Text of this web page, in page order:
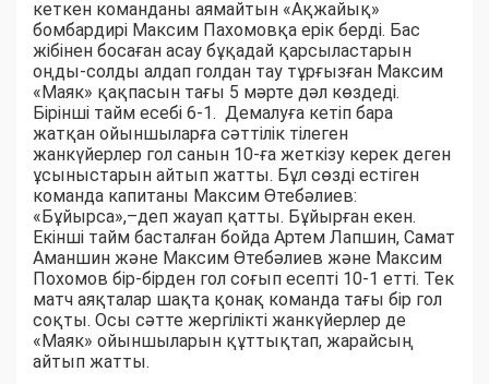
кеткен команданы аямайтын «Ақжайық»
бомбардирі Максим Пахомовқа ерік берді. Бас
жібінен босаған асау бұқадай қарсыластарын
оңды-солды алдап голдан тау тұрғызған Максим
«Маяк» қақпасын тағы 5 мәрте дәл көздеді.
Бірінші тайм есебі 6-1. Демалуға кетіп бара
жатқан ойыншыларға сәттілік тілеген
жанкүйерлер гол санын 10-ға жеткізу керек деген
ұсыныстарын айтып жатты. Бұл сөзді естіген
команда капитаны Максим Өтебәлиев:
«Бұйырса»,–деп жауап қатты. Бұйырған екен.
Екінші тайм басталған бойда Артем Лапшин, Самат
Аманшин және Максим Өтебәлиев және Максим
Похомов бір-бірден гол соғып есепті 10-1 етті. Тек
матч аяқталар шақта қонақ команда тағы бір гол
соқты. Осы сәтте жергілікті жанкүйерлер де
«Маяк» ойыншыларын құттықтап, жарайсың
айтып жатты.